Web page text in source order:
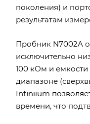
поколения) и
результатам
Пробник N7002A
исключительно
100 кОм и
диапазоне
Infiniium
времени, что